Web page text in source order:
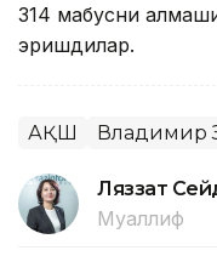
314 маҳбусни
эришдилар.
АҚШ Владимир
Ляззат
Муаллиф